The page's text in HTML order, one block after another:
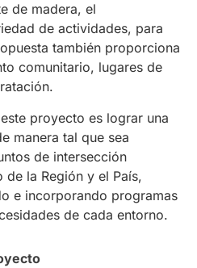
de madera, el
de actividades, para
también proporciona
comunitario, lugares de
proyecto es lograr una
manera tal que sea
de intersección
la Región y el País,
e incorporando programas
de cada entorno.